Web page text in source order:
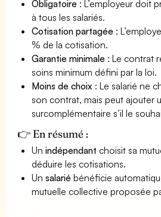
Obligatoire : L’employeur doit
à tous les salariés.
Cotisation partagée :
% de la cotisation.
Garantie minimale : Le contrat
soins minimum défini par la loi.
Moins de choix : Le salarié ne
son contrat, mais peut ajouter
surcomplémentaire s’il le
👉 En résumé :
Unindépendant choisit sa
déduire les cotisations.
Unsalarié bénéficie
mutuelle collective proposée